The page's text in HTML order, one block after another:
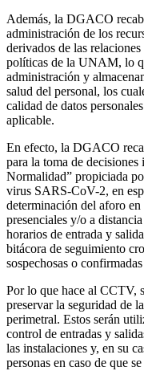
Además, la DGACO
administración de los
derivados de las
políticas de la UNAM, lo
administración y
salud del personal, los
calidad de datos
aplicable.
En efecto, la DGACO
para la toma de
Normalidad” propiciada
virus SARS-CoV-2, en
determinación del aforo
presenciales y/o a
horarios de entrada y
bitácora de seguimiento
sospechosas o
Por lo que hace al CCTV,
preservar la seguridad de
perimetral. Estos serán
control de entradas y
las instalaciones y, en su
personas en caso de que